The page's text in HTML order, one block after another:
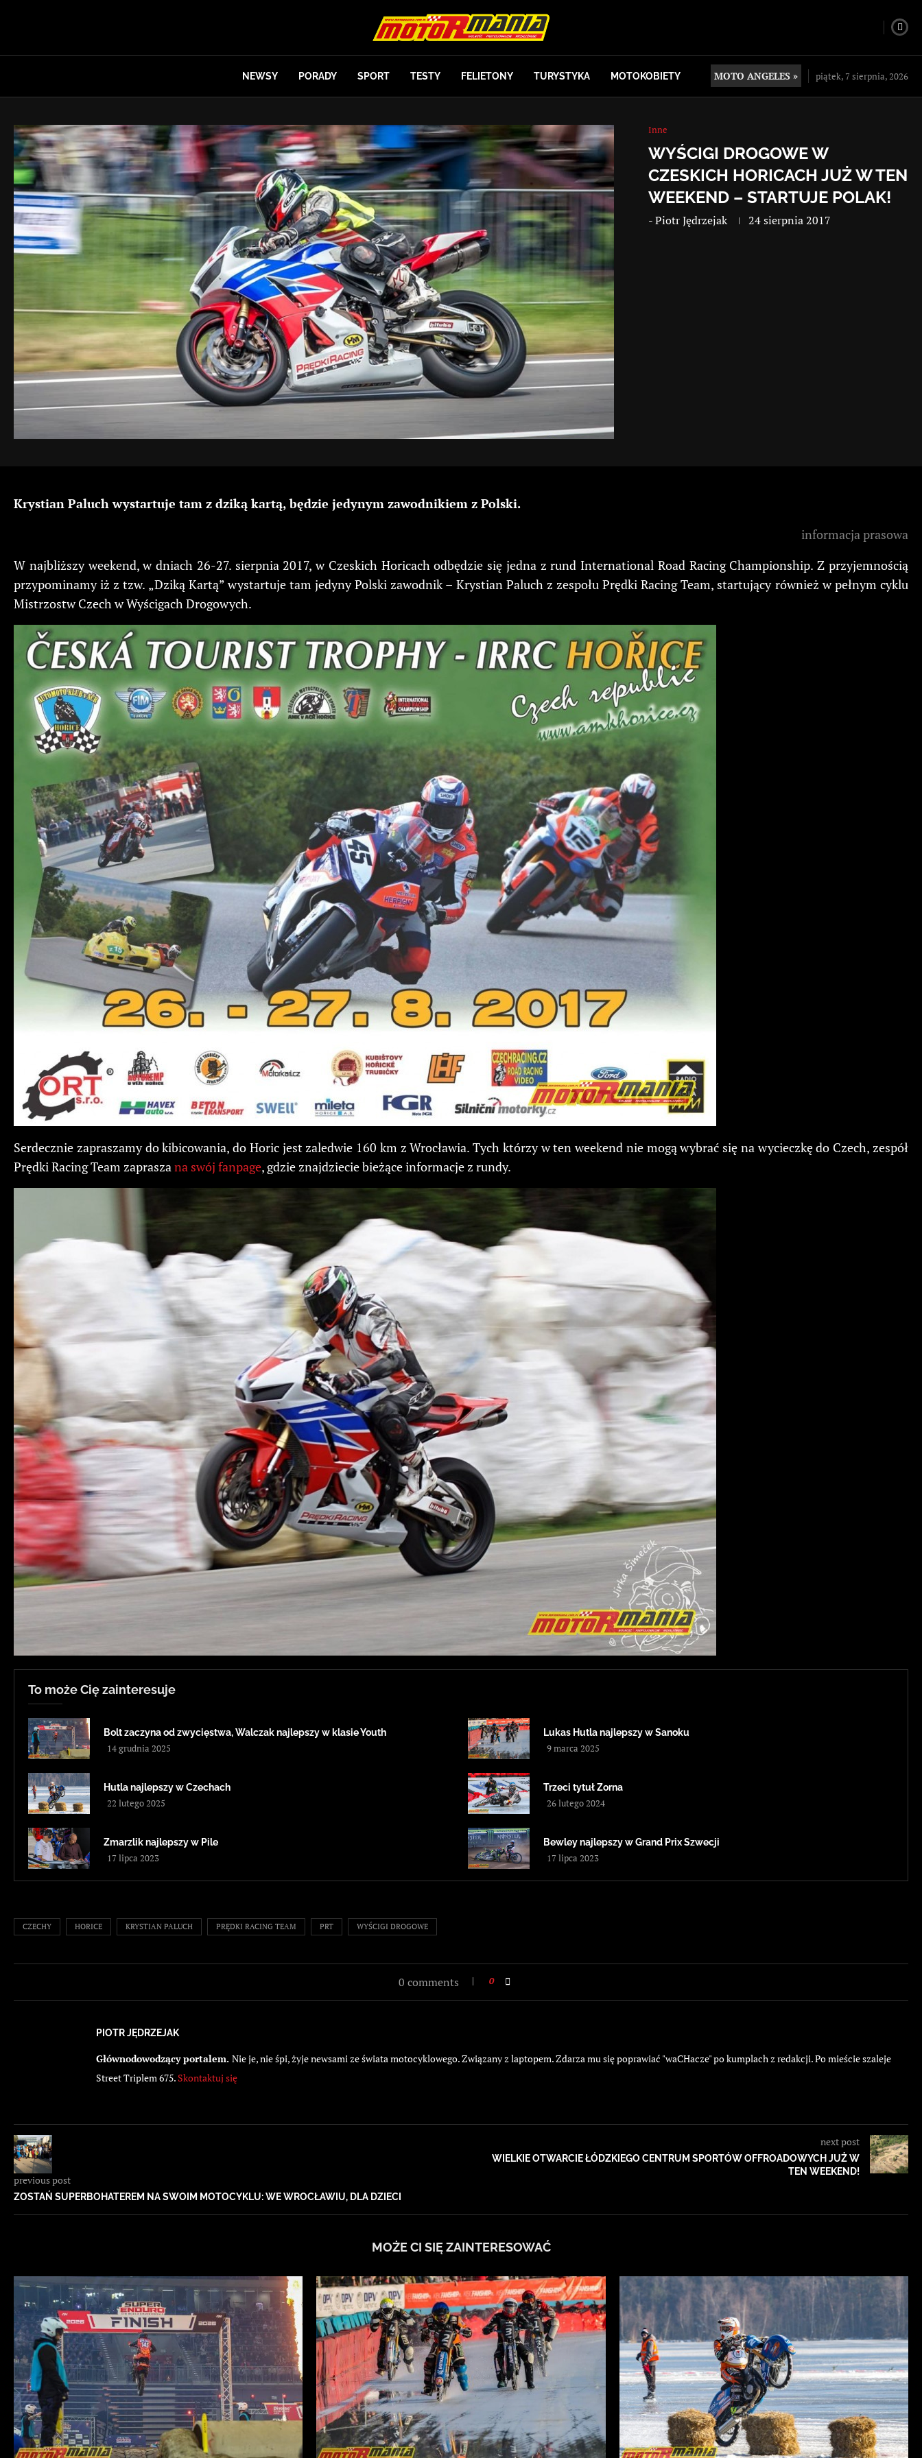
NEWSY PORADY SPORT TESTY FELIETONY TURYSTYKA MOTOKOBIETY MOTO ANGELES » piątek, 7 sierpnia, 2026
Inne
WYŚCIGI DROGOWE W
CZESKICH HORICACH JUŻ W TEN
WEEKEND – STARTUJE POLAK!
-Piotr Jędrzejak 24 sierpnia 2017
Krystian Paluch wystartuje tam z dziką kartą, będzie jedynym zawodnikiem z Polski.
informacja prasowa
W najbliższy weekend, w dniach 26-27. sierpnia 2017, w Czeskich Horicach odbędzie się jedna z rund International Road Racing Championship. Z przyjemnością
przypominamy iż z tzw. „Dziką Kartą” wystartuje tam jedyny Polski zawodnik – Krystian Paluch z zespołu Prędki Racing Team, startujący również w pełnym cyklu
Mistrzostw Czech w Wyścigach Drogowych.
Serdecznie zapraszamy do kibicowania, do Horic jest zaledwie 160 km z Wrocławia. Tych którzy w ten weekend nie mogą wybrać się na wycieczkę do Czech, zespół
Prędki Racing Team zapraszana swój fanpage, gdzie znajdziecie bieżące informacje z rundy.
To może Cię zainteresuje
Bolt zaczyna od zwycięstwa, Walczak najlepszy w klasie Youth
14 grudnia 2025
Lukas Hutla najlepszy w Sanoku
9 marca 2025
Hutla najlepszy w Czechach
22 lutego 2025
Trzeci tytuł Zorna
26 lutego 2024
Zmarzlik najlepszy w Pile
17 lipca 2023
Bewley najlepszy w Grand Prix Szwecji
17 lipca 2023
CZECHY HORICE KRYSTIAN PALUCH PRĘDKI RACING TEAM PRT WYŚCIGI DROGOWE
0 comments 0
PIOTR JĘDRZEJAK
Głównodowodzący portalem. Nie je, nie śpi, żyje newsami ze świata motocyklowego. Związany z laptopem. Zdarza mu się poprawiać "waCHacze" po kumplach z redakcji. Po mieście szaleje
Street Triplem 675. Skontaktuj się
previous post
ZOSTAŃ SUPERBOHATEREM NA SWOIM MOTOCYKLU: WE WROCŁAWIU, DLA DZIECI
next post
WIELKIE OTWARCIE ŁÓDZKIEGO CENTRUM SPORTÓW OFFROADOWYCH JUŻ W
TEN WEEKEND!
MOŻE CI SIĘ ZAINTERESOWAĆ